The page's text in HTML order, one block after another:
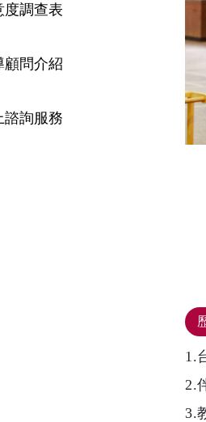
度調查表
顧問介紹
諮詢服務
1.
2.
3.